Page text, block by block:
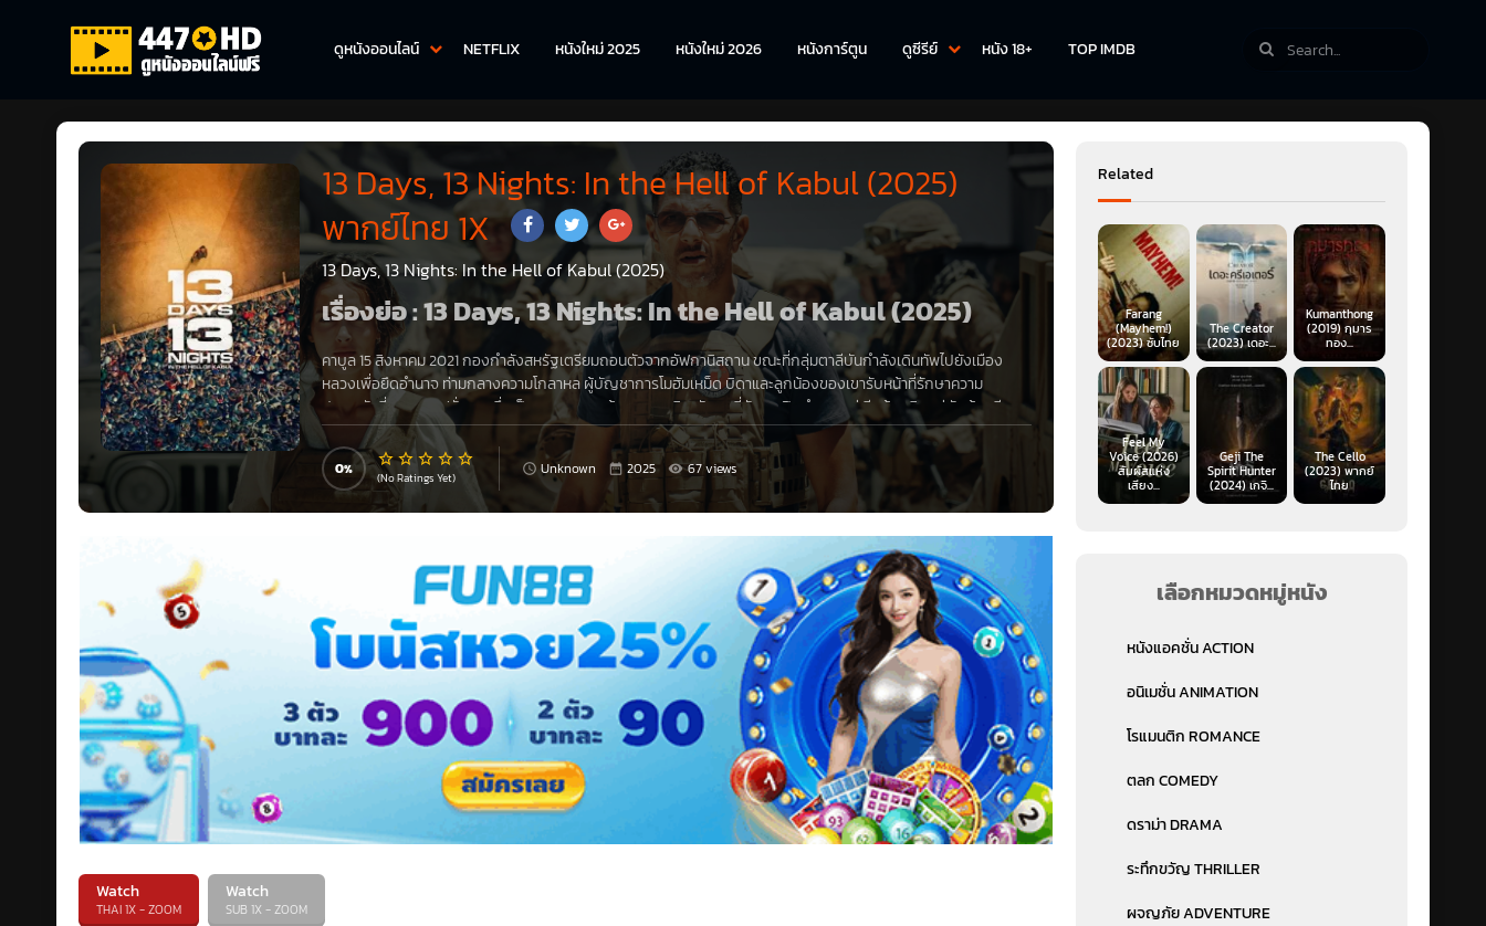
ดูหนังออนไลน์ NETFLIX หนังใหม่ 2025 หนังใหม่ 2026 หนังการ์ตูน ดูซีรีย์ หนัง 18+ TOP IMDB
13 Days, 13 Nights: In the Hell of Kabul (2025)
พากย์ไทย 1X
13 Days, 13 Nights: In the Hell of Kabul (2025)
เรื่องย่อ : 13 Days, 13 Nights: In the Hell of Kabul (2025)
คาบูล 15 สิงหาคม 2021 กองกำลังสหรัฐเตรียมถอนตัวจากอัฟกานิสถาน ขณะที่กลุ่มตาลีบันกำลังเดินทัพไปยังเมือง
หลวงเพื่อยึดอำนาจ ท่ามกลางความโกลาหล ผู้บัญชาการโมฮัมเหม็ด บิดาและลูกน้องของเขารับหน้าที่รักษาความ
ปลอดภัยที่สถานทูตฝรั่งเศส ซึ่งเป็นสถานทูตสุดท้ายจากชาติตะวันตกที่ยังคงเปิดทำการอยู่ ทีมต้องติดอยู่กับผู้คนอีก
500 คน ปล่อยให้พวกเขาใช้ชีวิตตามสบาย พวกเขาต้องเดินทางไปถึงสนามบินให้ได้ไม่ว่าจะต้องแลกด้วยอะไรก็ตาม
ภารกิจอันตรายที่ไม่มีหลักประกันว่าจะประสบความสำเร็จในการหลบหนีจากนรกของคาบูลและช่วยเหลือมนุษยชาติที่เหลือ
อยู่0 (No Ratings Yet) Unknown 2025 67 views
Watch
THAI 1X - ZOOM
Watch
SUB 1X - ZOOM
Related
Farang
(Mayhem!)
(2023) ซับไทย
The Creator
(2023) เดอะ...
Kumanthong
(2019) กุมาร
ทอง...
Feel My
Voice (2026)
สัมผัสแห่ง
เสียง...
Geji The
Spirit Hunter
(2024) เกจิ...
The Cello
(2023) พากย์
ไทย
เลือกหมวดหมู่หนัง
หนังแอคชั่น ACTION
อนิเมชั่น ANIMATION
โรแมนติก ROMANCE
ตลก COMEDY
ดราม่า DRAMA
ระทึกขวัญ THRILLER
ผจญภัย ADVENTURE